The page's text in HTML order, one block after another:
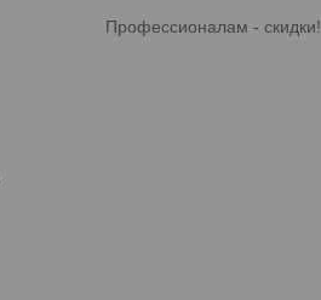
Профессионалам - скидки!